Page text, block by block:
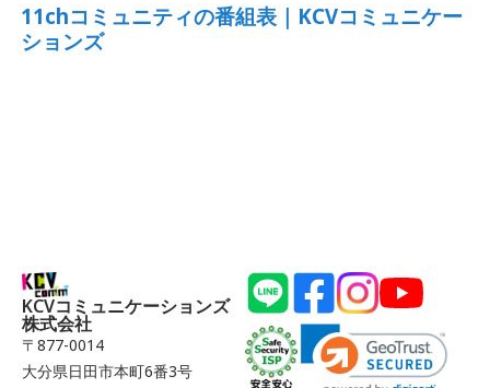
11chコミュニティの番組表｜KCVコミュニケー
ションズ
KCVコミュニケーションズ
株式会社
〒877-0014
大分県日田市本町6番3号